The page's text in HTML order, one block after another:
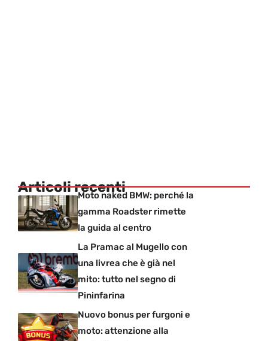
Articoli recentiMoto naked BMW: perché la
gamma Roadster rimette
la guida al centro
La Pramac al Mugello con
una livrea che è già nel
mito: tutto nel segno di
Pininfarina
Nuovo bonus per furgoni e
moto: attenzione alla